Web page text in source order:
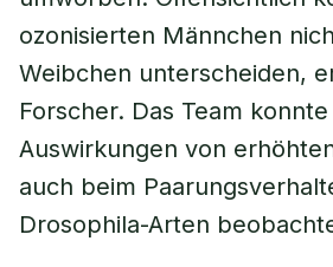
ozonisierten Männchen
Weibchen unterscheiden,
Forscher. Das Team
Auswirkungen von
auch beim
Drosophila-Arten